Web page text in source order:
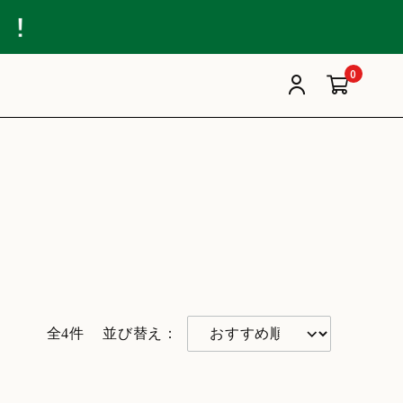
0
全4件 並び替え：